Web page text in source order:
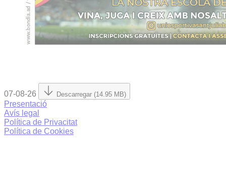
07-08-26 Descarregar (14.95 MB)
Presentació
Avís legal
Política de Privacitat
Política de Cookies